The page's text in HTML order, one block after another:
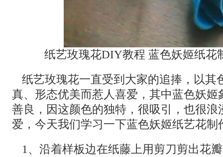
纸艺玫瑰花DIY教程 蓝色妖姬纸花
纸艺玫瑰花一直受到大家的追捧，以其
真、形态优美而惹人喜爱，其中蓝色妖姬
善良，因这颜色的独特，很吸引，也很浪
爱，今天我们学习一下蓝色妖姬纸艺花制
1、沿着样板边在纸藤上用剪刀剪出花